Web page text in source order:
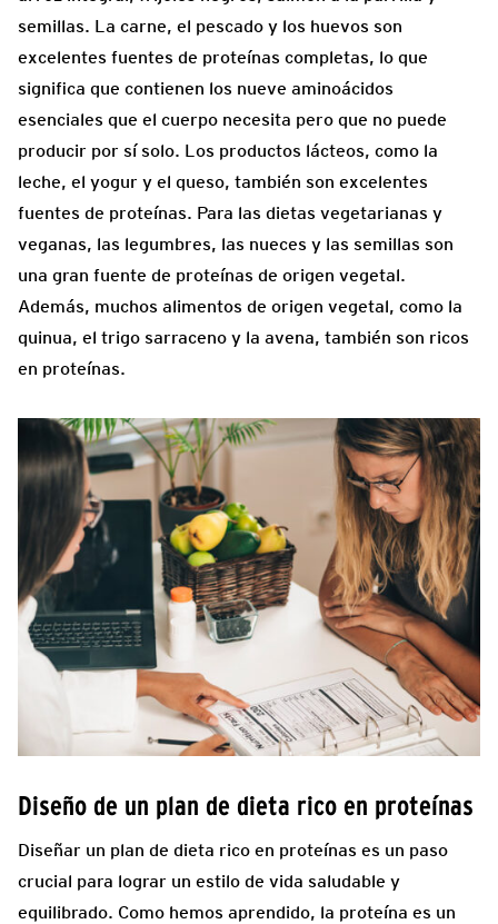
semillas. La carne, el pescado y los huevos son
excelentes fuentes de proteínas completas, lo que
significa que contienen los nueve aminoácidos
esenciales que el cuerpo necesita pero que no puede
producir por sí solo. Los productos lácteos, como la
leche, el yogur y el queso, también son excelentes
fuentes de proteínas. Para las dietas vegetarianas y
veganas, las legumbres, las nueces y las semillas son
una gran fuente de proteínas de origen vegetal.
Además, muchos alimentos de origen vegetal, como la
quinua, el trigo sarraceno y la avena, también son ricos
en proteínas.
Diseño de un plan de dieta rico en proteínas
Diseñar un plan de dieta rico en proteínas es un paso
crucial para lograr un estilo de vida saludable y
equilibrado. Como hemos aprendido, la proteína es un